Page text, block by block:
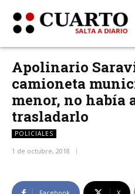
Apolinario
camioneta
menor, no había
trasladarlo
POLICIALES
1 de octubre, 2018